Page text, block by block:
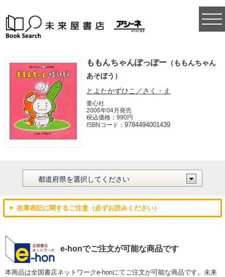
ももんちゃんぽっぽー （ももんちゃん
あそぼう）
とよたかずひこ／さく・え
童心社
2006年04月発売
税込価格：990円
ISBNコード：9784494001439
▼ 在庫表記に関するご注意（必ずお読みください）
e-honでご注文が可能な商品です
本商品は全国書店ネットワークe-honにてご注文が可能な商品です。未来